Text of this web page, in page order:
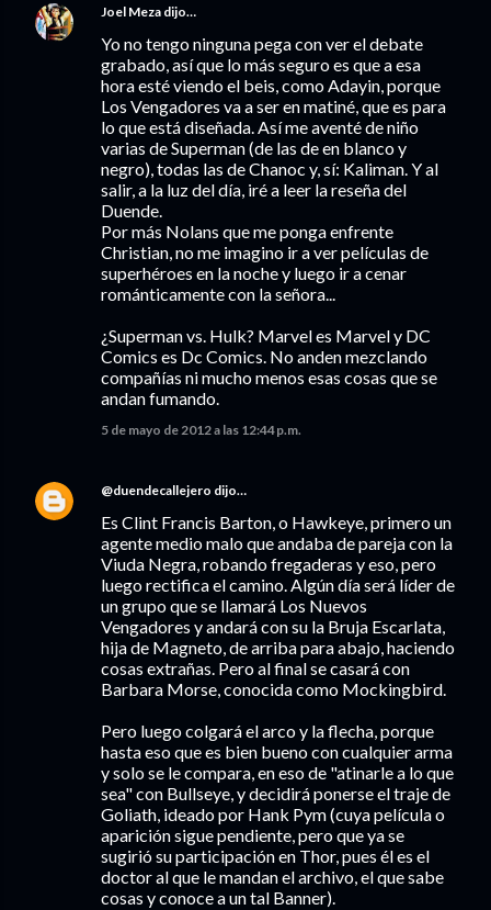
Joel Meza dijo…
Yo no tengo ninguna pega con ver el debate
grabado, así que lo más seguro es que a esa
hora esté viendo el beis, como Adayin, porque
Los Vengadores va a ser en matiné, que es para
lo que está diseñada. Así me aventé de niño
varias de Superman (de las de en blanco y
negro), todas las de Chanoc y, sí: Kaliman. Y al
salir, a la luz del día, iré a leer la reseña del
Duende.
Por más Nolans que me ponga enfrente
Christian, no me imagino ir a ver películas de
superhéroes en la noche y luego ir a cenar
románticamente con la señora...
¿Superman vs. Hulk? Marvel es Marvel y DC
Comics es Dc Comics. No anden mezclando
compañías ni mucho menos esas cosas que se
andan fumando.
5 de mayo de 2012 a las 12:44 p.m.
@duendecallejero dijo…
Es Clint Francis Barton, o Hawkeye, primero un
agente medio malo que andaba de pareja con la
Viuda Negra, robando fregaderas y eso, pero
luego rectifica el camino. Algún día será líder de
un grupo que se llamará Los Nuevos
Vengadores y andará con su la Bruja Escarlata,
hija de Magneto, de arriba para abajo, haciendo
cosas extrañas. Pero al final se casará con
Barbara Morse, conocida como Mockingbird.
Pero luego colgará el arco y la flecha, porque
hasta eso que es bien bueno con cualquier arma
y solo se le compara, en eso de "atinarle a lo que
sea" con Bullseye, y decidirá ponerse el traje de
Goliath, ideado por Hank Pym (cuya película o
aparición sigue pendiente, pero que ya se
sugirió su participación en Thor, pues él es el
doctor al que le mandan el archivo, el que sabe
cosas y conoce a un tal Banner).